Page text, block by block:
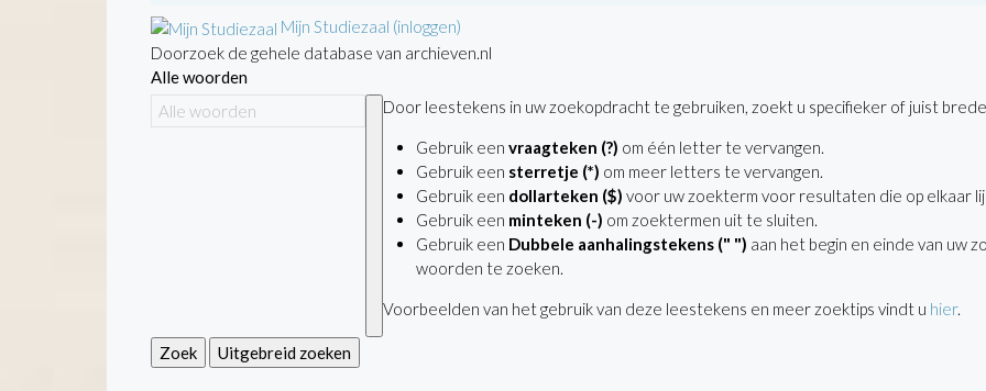
Mijn Studiezaal (inloggen)
Doorzoek de gehele database van archieven.nl
Alle woorden
Door leestekens in uw zoekopdracht te gebruiken, zoekt u specifieker of juist
Gebruik een vraagteken (?) om één letter te vervangen.
Gebruik een sterretje (*) om meer letters te vervangen.
Gebruik een dollarteken ($) voor uw zoekterm voor resultaten die op elkaar
Gebruik een minteken (-) om zoektermen uit te sluiten.
Gebruik een Dubbele aanhalingstekens (" ") aan het begin en einde van uw
woorden te zoeken.
Voorbeelden van het gebruik van deze leestekens en meer zoektips vindt u hier.
Zoek Uitgebreid zoeken